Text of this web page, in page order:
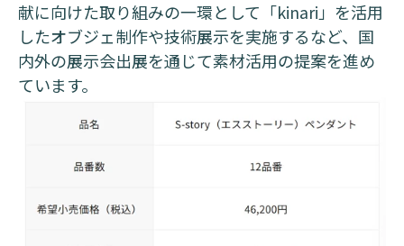
献に向けた取り組みの一環として「kinari」を活用
したオブジェ制作や技術展示を実施するなど、国
内外の展示会出展を通じて素材活用の提案を進め
ています。